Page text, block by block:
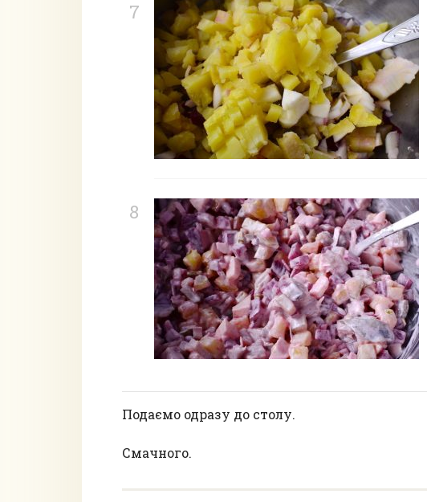
Подаємо одразу до столу.
Смачного.